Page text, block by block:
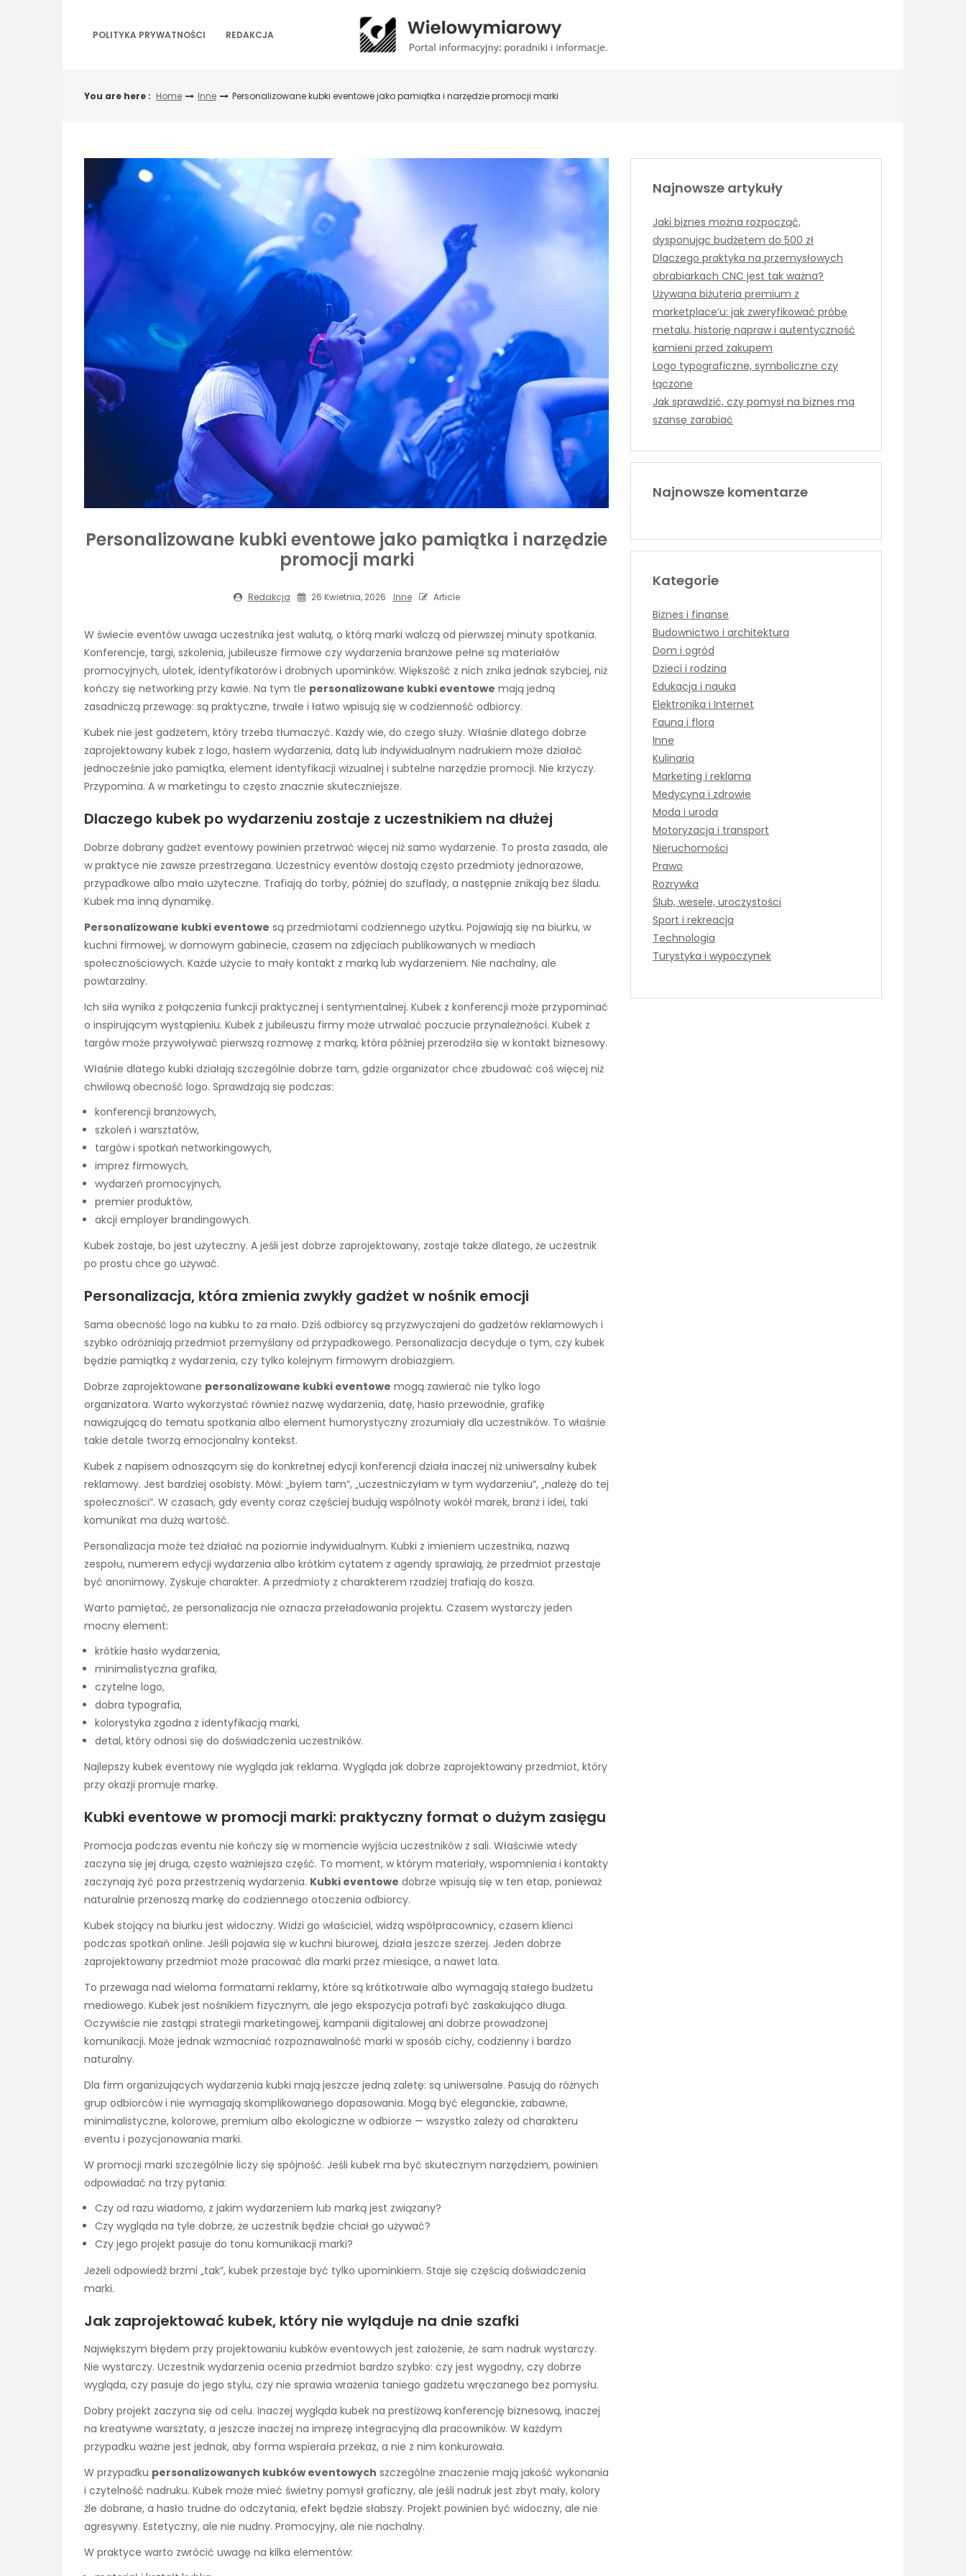
POLITYKA PRYWATNOŚCI REDAKCJA
You are here : Home Inne Personalizowane kubki eventowe jako pamiątka i narzędzie promocji marki
Personalizowane kubki eventowe jako pamiątka i narzędzie
promocji marki
Redakcja 26 Kwietnia, 2026 Inne Article
W świecie eventów uwaga uczestnika jest walutą, o którą marki walczą od pierwszej minuty spotkania.
Konferencje, targi, szkolenia, jubileusze firmowe czy wydarzenia branżowe pełne są materiałów
promocyjnych, ulotek, identyfikatorów i drobnych upominków. Większość z nich znika jednak szybciej, niż
kończy się networking przy kawie. Na tym tle personalizowane kubki eventowe mają jedną
zasadniczą przewagę: są praktyczne, trwałe i łatwo wpisują się w codzienność odbiorcy.
Kubek nie jest gadżetem, który trzeba tłumaczyć. Każdy wie, do czego służy. Właśnie dlatego dobrze
zaprojektowany kubek z logo, hasłem wydarzenia, datą lub indywidualnym nadrukiem może działać
jednocześnie jako pamiątka, element identyfikacji wizualnej i subtelne narzędzie promocji. Nie krzyczy.
Przypomina. A w marketingu to często znacznie skuteczniejsze.
Dlaczego kubek po wydarzeniu zostaje z uczestnikiem na dłużej
Dobrze dobrany gadżet eventowy powinien przetrwać więcej niż samo wydarzenie. To prosta zasada, ale
w praktyce nie zawsze przestrzegana. Uczestnicy eventów dostają często przedmioty jednorazowe,
przypadkowe albo mało użyteczne. Trafiają do torby, później do szuflady, a następnie znikają bez śladu.
Kubek ma inną dynamikę.
Personalizowane kubki eventowe są przedmiotami codziennego użytku. Pojawiają się na biurku, w
kuchni firmowej, w domowym gabinecie, czasem na zdjęciach publikowanych w mediach
społecznościowych. Każde użycie to mały kontakt z marką lub wydarzeniem. Nie nachalny, ale
powtarzalny.
Ich siła wynika z połączenia funkcji praktycznej i sentymentalnej. Kubek z konferencji może przypominać
o inspirującym wystąpieniu. Kubek z jubileuszu firmy może utrwalać poczucie przynależności. Kubek z
targów może przywoływać pierwszą rozmowę z marką, która później przerodziła się w kontakt biznesowy.
Właśnie dlatego kubki działają szczególnie dobrze tam, gdzie organizator chce zbudować coś więcej niż
chwilową obecność logo. Sprawdzają się podczas:
konferencji branżowych,
szkoleń i warsztatów,
targów i spotkań networkingowych,
imprez firmowych,
wydarzeń promocyjnych,
premier produktów,
akcji employer brandingowych.
Kubek zostaje, bo jest użyteczny. A jeśli jest dobrze zaprojektowany, zostaje także dlatego, że uczestnik
po prostu chce go używać.
Personalizacja, która zmienia zwykły gadżet w nośnik emocji
Sama obecność logo na kubku to za mało. Dziś odbiorcy są przyzwyczajeni do gadżetów reklamowych i
szybko odróżniają przedmiot przemyślany od przypadkowego. Personalizacja decyduje o tym, czy kubek
będzie pamiątką z wydarzenia, czy tylko kolejnym firmowym drobiazgiem.
Dobrze zaprojektowane personalizowane kubki eventowe mogą zawierać nie tylko logo
organizatora. Warto wykorzystać również nazwę wydarzenia, datę, hasło przewodnie, grafikę
nawiązującą do tematu spotkania albo element humorystyczny zrozumiały dla uczestników. To właśnie
takie detale tworzą emocjonalny kontekst.
Kubek z napisem odnoszącym się do konkretnej edycji konferencji działa inaczej niż uniwersalny kubek
reklamowy. Jest bardziej osobisty. Mówi: „byłem tam”, „uczestniczyłam w tym wydarzeniu”, „należę do tej
społeczności”. W czasach, gdy eventy coraz częściej budują wspólnoty wokół marek, branż i idei, taki
komunikat ma dużą wartość.
Personalizacja może też działać na poziomie indywidualnym. Kubki z imieniem uczestnika, nazwą
zespołu, numerem edycji wydarzenia albo krótkim cytatem z agendy sprawiają, że przedmiot przestaje
być anonimowy. Zyskuje charakter. A przedmioty z charakterem rzadziej trafiają do kosza.
Warto pamiętać, że personalizacja nie oznacza przeładowania projektu. Czasem wystarczy jeden
mocny element:
krótkie hasło wydarzenia,
minimalistyczna grafika,
czytelne logo,
dobra typografia,
kolorystyka zgodna z identyfikacją marki,
detal, który odnosi się do doświadczenia uczestników.
Najlepszy kubek eventowy nie wygląda jak reklama. Wygląda jak dobrze zaprojektowany przedmiot, który
przy okazji promuje markę.
Kubki eventowe w promocji marki: praktyczny format o dużym zasięgu
Promocja podczas eventu nie kończy się w momencie wyjścia uczestników z sali. Właściwie wtedy
zaczyna się jej druga, często ważniejsza część. To moment, w którym materiały, wspomnienia i kontakty
zaczynają żyć poza przestrzenią wydarzenia. Kubki eventowe dobrze wpisują się w ten etap, ponieważ
naturalnie przenoszą markę do codziennego otoczenia odbiorcy.
Kubek stojący na biurku jest widoczny. Widzi go właściciel, widzą współpracownicy, czasem klienci
podczas spotkań online. Jeśli pojawia się w kuchni biurowej, działa jeszcze szerzej. Jeden dobrze
zaprojektowany przedmiot może pracować dla marki przez miesiące, a nawet lata.
To przewaga nad wieloma formatami reklamy, które są krótkotrwałe albo wymagają stałego budżetu
mediowego. Kubek jest nośnikiem fizycznym, ale jego ekspozycja potrafi być zaskakująco długa.
Oczywiście nie zastąpi strategii marketingowej, kampanii digitalowej ani dobrze prowadzonej
komunikacji. Może jednak wzmacniać rozpoznawalność marki w sposób cichy, codzienny i bardzo
naturalny.
Dla firm organizujących wydarzenia kubki mają jeszcze jedną zaletę: są uniwersalne. Pasują do różnych
grup odbiorców i nie wymagają skomplikowanego dopasowania. Mogą być eleganckie, zabawne,
minimalistyczne, kolorowe, premium albo ekologiczne w odbiorze — wszystko zależy od charakteru
eventu i pozycjonowania marki.
W promocji marki szczególnie liczy się spójność. Jeśli kubek ma być skutecznym narzędziem, powinien
odpowiadać na trzy pytania:
Czy od razu wiadomo, z jakim wydarzeniem lub marką jest związany?
Czy wygląda na tyle dobrze, że uczestnik będzie chciał go używać?
Czy jego projekt pasuje do tonu komunikacji marki?
Jeżeli odpowiedź brzmi „tak”, kubek przestaje być tylko upominkiem. Staje się częścią doświadczenia
marki.
Jak zaprojektować kubek, który nie wyląduje na dnie szafki
Największym błędem przy projektowaniu kubków eventowych jest założenie, że sam nadruk wystarczy.
Nie wystarczy. Uczestnik wydarzenia ocenia przedmiot bardzo szybko: czy jest wygodny, czy dobrze
wygląda, czy pasuje do jego stylu, czy nie sprawia wrażenia taniego gadżetu wręczanego bez pomysłu.
Dobry projekt zaczyna się od celu. Inaczej wygląda kubek na prestiżową konferencję biznesową, inaczej
na kreatywne warsztaty, a jeszcze inaczej na imprezę integracyjną dla pracowników. W każdym
przypadku ważne jest jednak, aby forma wspierała przekaz, a nie z nim konkurowała.
W przypadku personalizowanych kubków eventowych szczególne znaczenie mają jakość wykonania
i czytelność nadruku. Kubek może mieć świetny pomysł graficzny, ale jeśli nadruk jest zbyt mały, kolory
źle dobrane, a hasło trudne do odczytania, efekt będzie słabszy. Projekt powinien być widoczny, ale nie
agresywny. Estetyczny, ale nie nudny. Promocyjny, ale nie nachalny.
W praktyce warto zwrócić uwagę na kilka elementów:
Najnowsze artykuły
Jaki biznes można rozpocząć,
dysponując budżetem do 500 zł
Dlaczego praktyka na przemysłowych
obrabiarkach CNC jest tak ważna?
Używana biżuteria premium z
marketplace’u: jak zweryfikować próbę
metalu, historię napraw i autentyczność
kamieni przed zakupem
Logo typograficzne, symboliczne czy
łączone
Jak sprawdzić, czy pomysł na biznes ma
szansę zarabiać
Najnowsze komentarze
Kategorie
Biznes i finanse
Budownictwo i architektura
Dom i ogród
Dzieci i rodzina
Edukacja i nauka
Elektronika i Internet
Fauna i flora
Inne
Kulinaria
Marketing i reklama
Medycyna i zdrowie
Moda i uroda
Motoryzacja i transport
Nieruchomości
Prawo
Rozrywka
Ślub, wesele, uroczystości
Sport i rekreacja
Technologia
Turystyka i wypoczynek